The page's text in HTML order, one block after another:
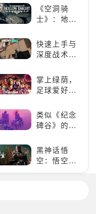
游戏，休闲
娱乐尽在手
《空洞骑
士》：地下
探索与极致
冒险
快速上手与
深度战术兼
六号M》是
否值得入
手？
掌上绿荫，
足球爱好者
况足球》
类似《纪念
碑谷》的解
荐：体验沉
浸式解谜，
黑神话悟
空：悟空携
万钧之力归